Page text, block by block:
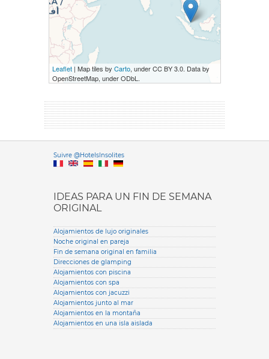
Leaflet| Map tiles by Carto, under CC BY 3.0. Data by
OpenStreetMap, under ODbL.
Suivre @HotelsInsolitesVersione
IDEAS PARA UN FIN DE SEMANA
ORIGINAL
Alojamientos de lujo originales
Noche original en pareja
Fin de semana original en familia
Direcciones de glamping
Alojamientos con piscina
Alojamientos con spa
Alojamientos con jacuzzi
Alojamientos junto al mar
Alojamientos en la montaña
Alojamientos en una isla aislada